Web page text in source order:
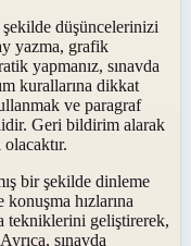
düşüncelerinizi
yazma, grafik
yapmanız, sınavda
kurallarına dikkat
ve paragraf
Geri bildirim alarak
bir şekilde dinleme
hızlarına
tekniklerini geliştirerek,
sınavda